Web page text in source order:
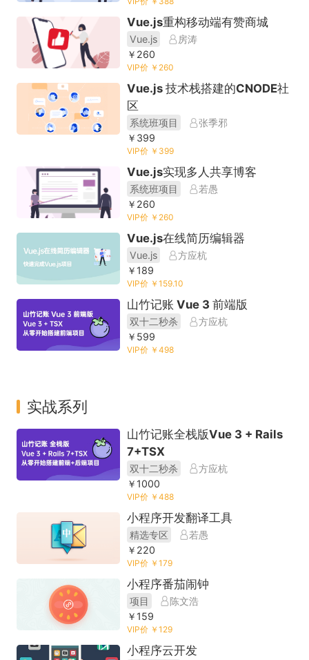
Vue.js重构移动端有赞商城
Vue.js
房涛
￥260
VIP价 ￥260
Vue.js 技术栈搭建的CNODE社
区
系统班项目
张季邪
￥399
VIP价 ￥399
Vue.js实现多人共享博客
系统班项目
若愚
￥260
VIP价 ￥260
Vue.js在线简历编辑器
Vue.js
方应杭
￥189
VIP价 ￥159.10
山竹记账 Vue 3 前端版
双十二秒杀
方应杭
￥599
VIP价 ￥498
实战系列
山竹记账全栈版Vue 3 + Rails
7+TSX
双十二秒杀
方应杭
￥1000
VIP价 ￥488
小程序开发翻译工具
精选专区
若愚
￥220
VIP价 ￥179
小程序番茄闹钟
项目
陈文浩
￥159
VIP价 ￥129
小程序云开发